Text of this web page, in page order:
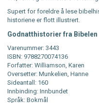
Supert for foreldre å lese
historiene er flott illustrert.
Godnatthistorier fra Bibelen
Varenummer: 3443
ISBN: 9788270074136
Forfatter: Williamson, Karen
Oversetter: Munkelien, Hanne
Sideantall: 160
Innbinding: Innbundet
Språk: Bokmål